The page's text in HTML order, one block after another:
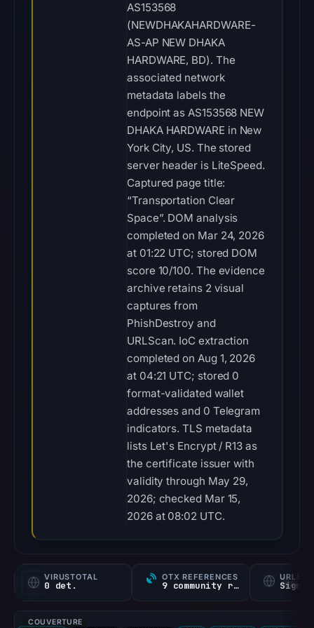
AS153568
(NEWDHAKAHARDWARE-
AS-AP NEW DHAKA
HARDWARE, BD). The
associated network
metadata labels the
endpoint as AS153568 NEW
DHAKA HARDWARE in New
York City, US. The stored
server header is LiteSpeed.
Captured page title:
“Transportation Clear
Space”. DOM analysis
completed on Mar 24, 2026
at 01:22 UTC; stored DOM
score 10/100. The evidence
archive retains 2 visual
captures from
PhishDestroy and
URLScan. IoC extraction
completed on Aug 1, 2026
at 04:21 UTC; stored 0
format-validated wallet
addresses and 0 Telegram
indicators. TLS metadata
lists Let's Encrypt / R13 as
the certificate issuer with
validity through May 29,
2026; checked Mar 15,
2026 at 08:02 UTC.
VIRUSTOTAL
0 det.
OTX REFERENCES
9 community refs
COUVERTURE